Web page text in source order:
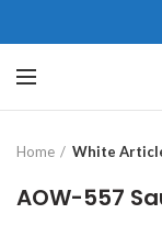
Click to
Home White
AOW-557
壯陽藥台灣
，這不是因為
為缺乏溝通，
犀利士壯陽
戲都可以很好
高質量的夫妻生